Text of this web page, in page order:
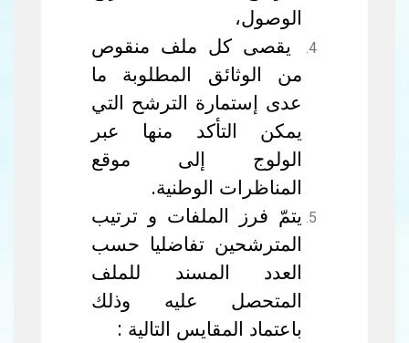
الوصول،
يقصى كل ملف منقوص
من الوثائق المطلوبة ما
عدى إستمارة الترشح التي
يمكن التأكد منها عبر
الولوج إلى موقع
المناظرات الوطنية.
يتمّ فرز الملفات و ترتيب
المترشحين تفاضليا حسب
العدد المسند للملف
المتحصل عليه وذلك
باعتماد المقايس التالية :